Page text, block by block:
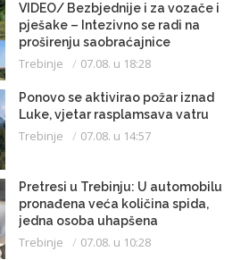
VIDEO/ Bezbjednije i za vozače i
pješake – Intezivno se radi na
proširenju saobraćajnice
Trebinje 07.08. u 18:28
Ponovo se aktivirao požar iznad
Luke, vjetar rasplamsava vatru
Trebinje 07.08. u 14:57
Pretresi u Trebinju: U automobilu
pronađena veća količina spida,
jedna osoba uhapšena
Trebinje 07.08. u 10:28